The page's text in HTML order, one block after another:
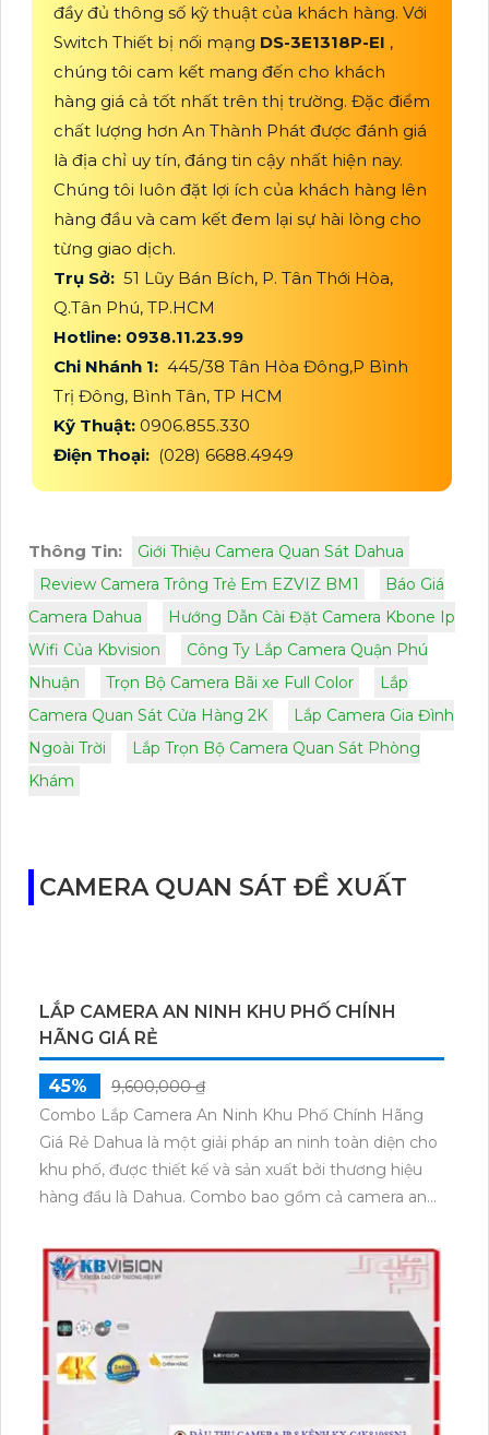
đầy đủ thông số kỹ thuật của khách hàng. Với
Switch Thiết bị nối mạng DS-3E1318P-EI ,
chúng tôi cam kết mang đến cho khách
hàng giá cả tốt nhất trên thị trường. Đặc điểm
chất lượng hơn An Thành Phát được đánh giá
là địa chỉ uy tín, đáng tin cậy nhất hiện nay.
Chúng tôi luôn đặt lợi ích của khách hàng lên
hàng đầu và cam kết đem lại sự hài lòng cho
từng giao dịch.
Trụ Sở: 51 Lũy Bán Bích, P. Tân Thới Hòa,
Q.Tân Phú, TP.HCM
Hotline: 0938.11.23.99
Chi Nhánh 1: 445/38 Tân Hòa Đông,P Bình
Trị Đông, Bình Tân, TP HCM
Kỹ Thuật: 0906.855.330
Điện Thoại: (028) 6688.4949
Thông Tin:
Giới Thiệu Camera Quan Sát Dahua
Review Camera Trông Trẻ Em EZVIZ BM1
Báo Giá
Camera Dahua
Hướng Dẫn Cài Đặt Camera Kbone Ip
Wifi Của Kbvision
Công Ty Lắp Camera Quận Phú
Nhuận
Trọn Bộ Camera Bãi xe Full Color
Lắp
Camera Quan Sát Cửa Hàng 2K
Lắp Camera Gia Đình
Ngoài Trời
Lắp Trọn Bộ Camera Quan Sát Phòng
Khám
CAMERA QUAN SÁT ĐỀ XUẤT
LẮP CAMERA AN NINH KHU PHỐ CHÍNH
45%
9,600,000 ₫
Combo Lắp Camera An Ninh Khu Phố Chính Hãng